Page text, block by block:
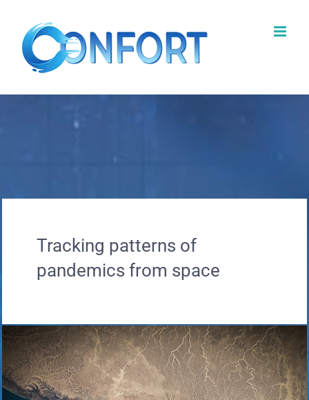
contenu
Tracking patterns of
pandemics from space